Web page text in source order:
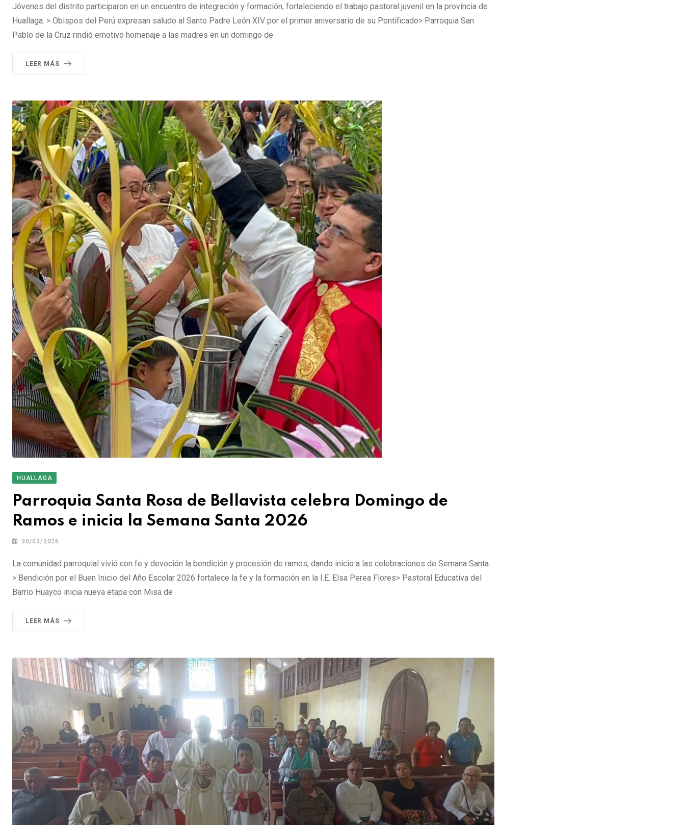
Jóvenes del distrito participaron en un encuentro de integración y formación, fortaleciendo el trabajo pastoral juvenil en la provincia de
Huallaga. > Obispos del Perú expresan saludo al Santo Padre León XIV por el primer aniversario de su Pontificado> Parroquia San
Pablo de la Cruz rindió emotivo homenaje a las madres en un domingo de
LEER MÁS
HUALLAGA
Parroquia Santa Rosa de Bellavista celebra Domingo de
Ramos e inicia la Semana Santa 2026
30/03/2026
La comunidad parroquial vivió con fe y devoción la bendición y procesión de ramos, dando inicio a las celebraciones de Semana Santa.
> Bendición por el Buen Inicio del Año Escolar 2026 fortalece la fe y la formación en la I.E. Elsa Perea Flores> Pastoral Educativa del
Barrio Huayco inicia nueva etapa con Misa de
LEER MÁS